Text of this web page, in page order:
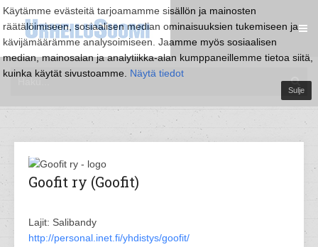
Käytämme evästeitä tarjoamamme sisällön ja mainosten
räätälöimiseen, sosiaalisen median ominaisuuksien tukemiseen ja
kävijämäärämme analysoimiseen. Jaamme myös sosiaalisen
median, mainosalan ja analytiikka-alan kumppaneillemme tietoa siitä,
kuinka käytät sivustoamme. Näytä tiedot
Sulje
Goofit ry (Goofit)
Lajit: Salibandy
http://personal.inet.fi/yhdistys/goofit/